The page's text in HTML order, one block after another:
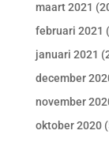
maart 2021
februari 2021
januari 2021
december
november
oktober 2020